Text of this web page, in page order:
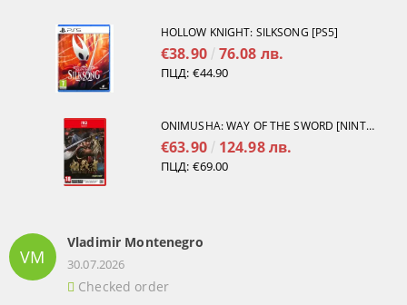
HOLLOW KNIGHT: SILKSONG [PS5]
€38.90 76.08 лв.
ПЦД: €44.90
ONIMUSHA: WAY OF THE SWORD [NINTENDO SWITCH 2]
€63.90 124.98 лв.
ПЦД: €69.00
VM
Vladimir Montenegro
30.07.2026
Checked order